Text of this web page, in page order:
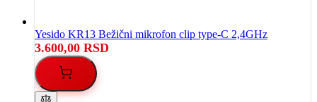
Yesido KR13 Bežični mikrofon clip type-C 2,4GHz
3.600,00 RSD